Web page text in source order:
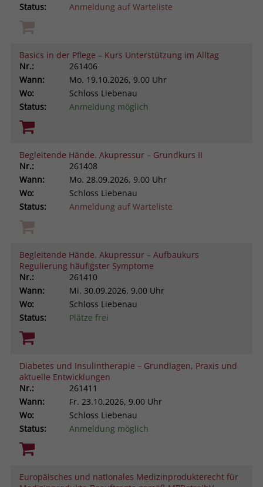
Status:
Anmeldung auf Warteliste
Basics in der Pflege – Kurs Unterstützung im Alltag
Nr.:
261406
Wann:
Mo. 19.10.2026, 9.00 Uhr
Wo:
Schloss Liebenau
Status:
Anmeldung möglich
Begleitende Hände. Akupressur – Grundkurs II
Nr.:
261408
Wann:
Mo. 28.09.2026, 9.00 Uhr
Wo:
Schloss Liebenau
Status:
Anmeldung auf Warteliste
Begleitende Hände. Akupressur – Aufbaukurs
Regulierung häufigster Symptome
Nr.:
261410
Wann:
Mi. 30.09.2026, 9.00 Uhr
Wo:
Schloss Liebenau
Status:
Plätze frei
Diabetes und Insulintherapie – Grundlagen, Praxis und
aktuelle Entwicklungen
Nr.:
261411
Wann:
Fr. 23.10.2026, 9.00 Uhr
Wo:
Schloss Liebenau
Status:
Anmeldung möglich
Europäisches und nationales Medizinprodukterecht für